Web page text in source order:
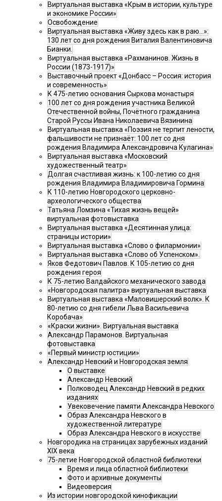
Виртуальная выставка «Крым в истории, культуре
и экономике России»
Освобождение
Виртуальная выставка «Живу здесь как в раю…»:
130 лет со дня рождения Виталия Валентиновича
Бианки.
Виртуальная выставка «Рахманинов. Жизнь в
России (1873-1917)»
Выставочный проект «Донбасс – Россия: история
и современность»
К 475-летию основания Сыркова монастыря
100 лет со дня рождения участника Великой
Отечественной войны, Почётного гражданина
Старой Руссы Ивана Николаевича Вязинина
Виртуальная выставка «Поэзия не терпит лености,
фальшивости не признаёт: 100 лет со дня
рождения Владимира Александровича Кулагина»
Виртуальная выставка «Московский
художественный театр»
Долгая счастливая жизнь: к 100-летию со дня
рождения Владимира Владимировича Гормина
К 110-летию Новгородского церковно-
археологического общества
Татьяна Ломзина «Тихая жизнь вещей»
виртуальная фотовыставка
Виртуальная выставка «Десятинная улица:
страницы истории»
Виртуальная выставка «Слово о филармонии»
Виртуальная выставка «Слово об Успенском».
Яков Федотович Павлов. К 105-летию со дня
рождения героя
К 75-летию Валдайского механического завода
«Новгородская палитра» виртуальная выставка
Виртуальная выставка «Маловишерский волк». К
80-летию со дня гибели Льва Васильевича
Коробача»
«Краски жизни». Виртуальная выставка
Александр Парамонов. Виртуальная
фотовыставка
«Первый министр юстиции»
Александр Невский и Новгородская земля
О выставке
Александр Невский
Полководец Александр Невский в редких
изданиях
Увековечение памяти Александра Невского
Образ Александра Невского в
художественной литературе
Образ Александра Невского в искусстве
Новгородика на страницах зарубежных изданий
XIX века
75-летие Новгородской областной библиотеки
Время и лица областной библиотеки
Фото и архивные документы
Видеоверсия
Из истории новгородской кинофикации